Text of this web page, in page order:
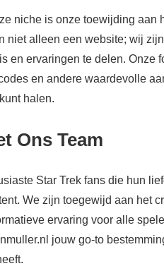
niche is onze toewijding aan
niet alleen een website; wij
en ervaringen te delen. Onze
en andere waardevolle
halen.
Ons Team
Star Trek fans die hun
We zijn toegewijd aan het
ervaring voor alle
jouw go-to